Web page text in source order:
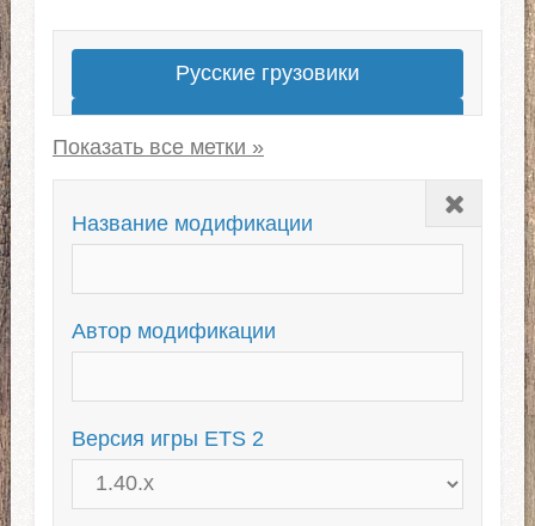
Русские грузовики
Лучшие моды грузовиков
Американские
Европейские
Для ЕТС 2 1.38
Закрыть
Название модификации
Автор модификации
Версия игры ETS 2